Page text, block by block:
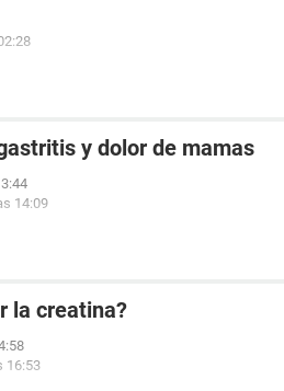
y dolor de mamas
14:09
la creatina?
16:53